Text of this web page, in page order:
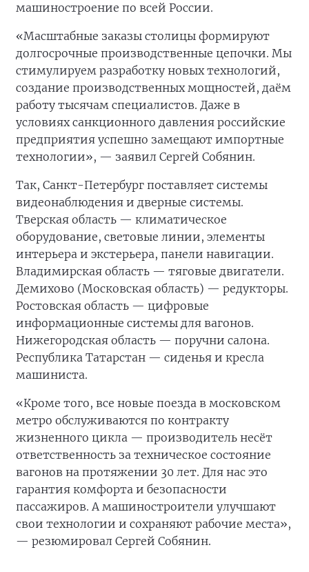
машиностроение по всей России.
«Масштабные заказы столицы формируют
долгосрочные производственные цепочки. Мы
стимулируем разработку новых технологий,
создание производственных мощностей, даём
работу тысячам специалистов. Даже в
условиях санкционного давления российские
предприятия успешно замещают импортные
технологии», — заявил Сергей Собянин.
Так, Санкт-Петербург поставляет системы
видеонаблюдения и дверные системы.
Тверская область — климатическое
оборудование, световые линии, элементы
интерьера и экстерьера, панели навигации.
Владимирская область — тяговые двигатели.
Демихово (Московская область) — редукторы.
Ростовская область — цифровые
информационные системы для вагонов.
Нижегородская область — поручни салона.
Республика Татарстан — сиденья и кресла
машиниста.
«Кроме того, все новые поезда в московском
метро обслуживаются по контракту
жизненного цикла — производитель несёт
ответственность за техническое состояние
вагонов на протяжении 30 лет. Для нас это
гарантия комфорта и безопасности
пассажиров. А машиностроители улучшают
свои технологии и сохраняют рабочие места»,
— резюмировал Сергей Собянин.